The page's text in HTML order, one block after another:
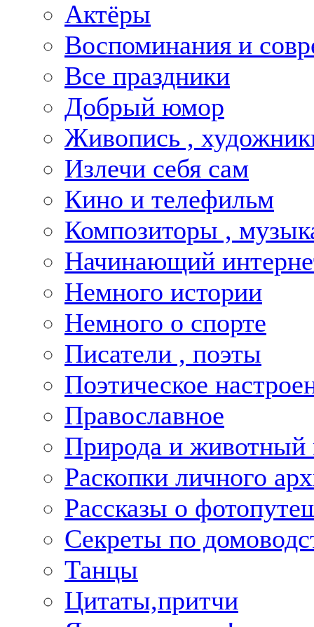
Актёры
Воспоминания и
Все праздники
Добрый юмор
Живопись ,
Излечи себя сам
Кино и телефильм
Композиторы ,
Начинающий
Немного истории
Немного о спорте
Писатели , поэты
Поэтическое
Православное
Природа и животный
Раскопки личного
Рассказы о
Секреты по
Танцы
Цитаты,притчи